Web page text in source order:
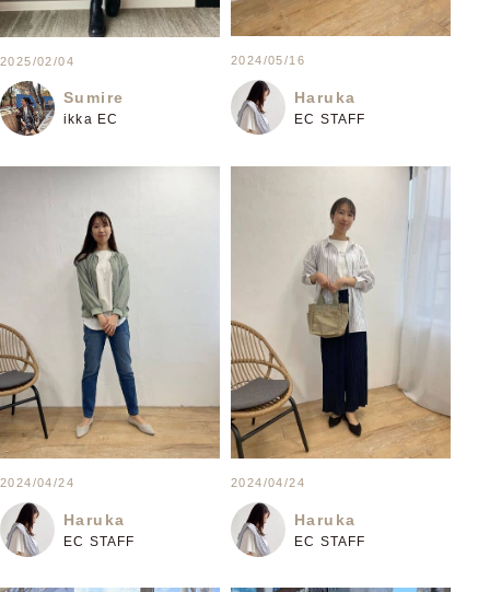
2025/02/04
Sumire
ikka EC
2024/05/16
Haruka
EC STAFF
2024/04/24
Haruka
EC STAFF
2024/04/24
Haruka
EC STAFF